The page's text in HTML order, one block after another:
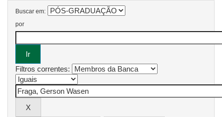
Buscar em:
por
Filtros correntes: